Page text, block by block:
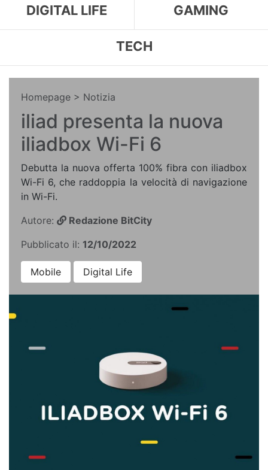
DIGITAL LIFE GAMING
TECH
Homepage > Notizia
iliad presenta la nuova
iliadbox Wi-Fi 6
Debutta la nuova offerta 100% fibra con iliadbox
Wi-Fi 6, che raddoppia la velocità di navigazione
in Wi-Fi.
Autore:
Redazione BitCity
Pubblicato il: 12/10/2022
Mobile Digital Life